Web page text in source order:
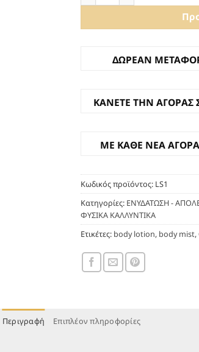
ΔΩΡΕΑΝ
ΚΑΝΕΤΕ ΤΗΝ ΑΓΟΡΑΣ
ΜΕ ΚΑΘΕ ΝΕΑ
Κωδικός προϊόντος: LS1
Κατηγορίες: ΕΝΥΔΑΤΩΣΗ -
ΦΥΣΙΚΑ ΚΑΛΛΥΝΤΙΚΑ
Ετικέτες: body lotion, body mist,
Περιγραφή Επιπλέον πληροφορίες